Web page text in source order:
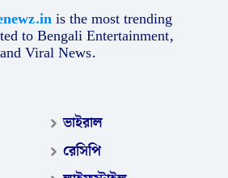
is the most trending
to Bengali Entertainment,
Viral News.
ভাইরাল
রেসিপি